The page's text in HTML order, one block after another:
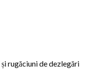
rugăciuni de dezlegări